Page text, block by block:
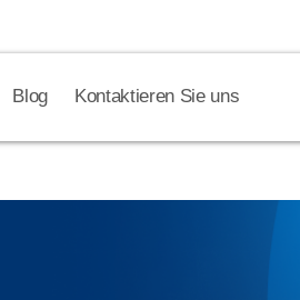
Blog Kontaktieren Sie uns